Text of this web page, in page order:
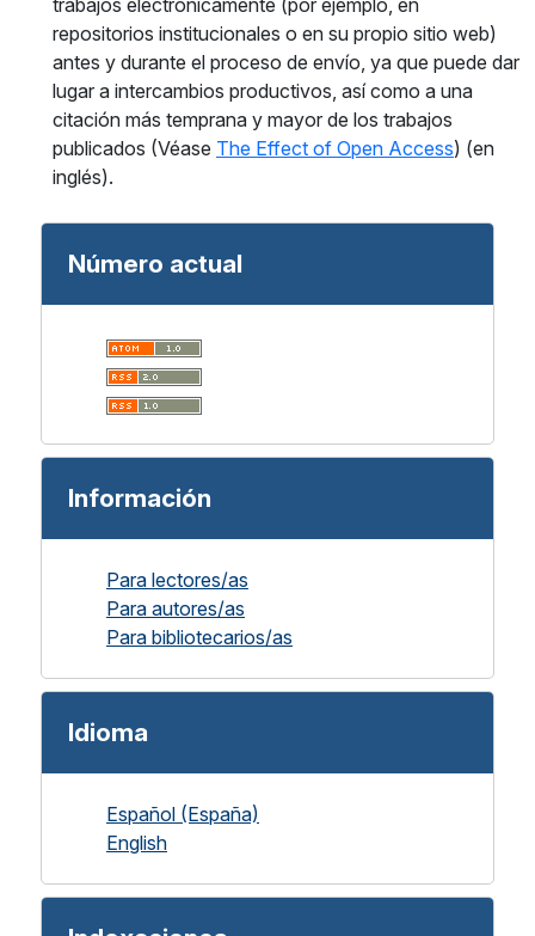
trabajos electrónicamente (por ejemplo, en
repositorios institucionales o en su propio sitio web)
antes y durante el proceso de envío, ya que puede dar
lugar a intercambios productivos, así como a una
citación más temprana y mayor de los trabajos
publicados (Véase The Effect of Open Access) (en
inglés).
Número actual
Información
Para lectores/as
Para autores/as
Para bibliotecarios/as
Idioma
Español (España)
English